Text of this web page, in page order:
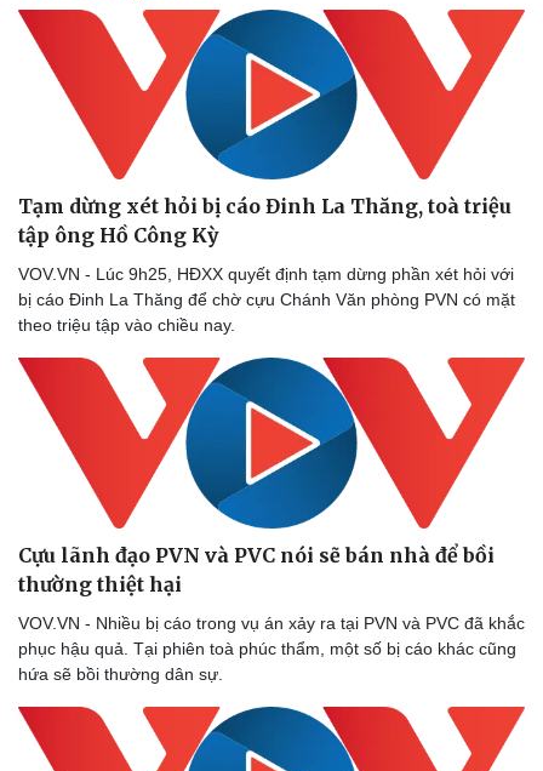
Tạm dừng xét hỏi bị cáo Đinh La Thăng, toà triệu
tập ông Hồ Công Kỳ
VOV.VN - Lúc 9h25, HĐXX quyết định tạm dừng phần xét hỏi với
bị cáo Đinh La Thăng để chờ cựu Chánh Văn phòng PVN có mặt
theo triệu tập vào chiều nay.
Cựu lãnh đạo PVN và PVC nói sẽ bán nhà để bồi
thường thiệt hại
VOV.VN - Nhiều bị cáo trong vụ án xảy ra tại PVN và PVC đã khắc
phục hậu quả. Tại phiên toà phúc thẩm, một số bị cáo khác cũng
hứa sẽ bồi thường dân sự.